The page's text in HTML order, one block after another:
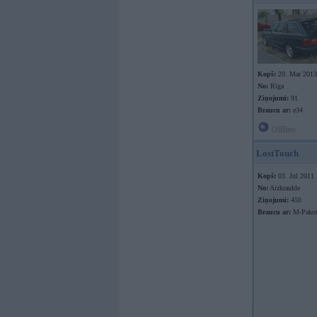
Kopš: 20. Mar 2013
No: Rīga
Ziņojumi: 91
Braucu ar: e34
LostTouch
Kopš: 03. Jul 2011
No: Aizkraukle
Ziņojumi: 450
Braucu ar: M-